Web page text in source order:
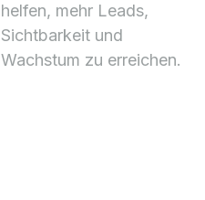
helfen, mehr Leads,
Sichtbarkeit und
Wachstum zu erreichen.